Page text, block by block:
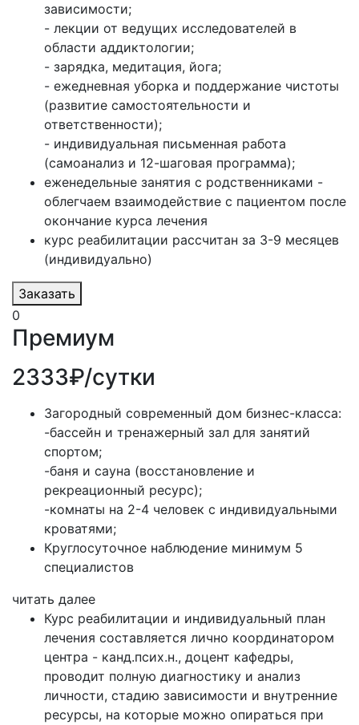
зависимости;
- лекции от ведущих исследователей в
области аддиктологии;
- зарядка, медитация, йога;
- ежедневная уборка и поддержание чистоты
(развитие самостоятельности и
ответственности);
- индивидуальная письменная работа
(самоанализ и 12-шаговая программа);
еженедельные занятия с родственниками -
облегчаем взаимодействие с пациентом после
окончание курса лечения
курс реабилитации рассчитан за 3-9 месяцев
(индивидуально)
Заказать
0
Премиум
2333₽/сутки
Загородный современный дом бизнес-класса:
-бассейн и тренажерный зал для занятий
спортом;
-баня и сауна (восстановление и
рекреационный ресурс);
-комнаты на 2-4 человек с индивидуальными
кроватями;
Круглосуточное наблюдение минимум 5
специалистов
читать далее
Курс реабилитации и индивидуальный план
лечения составляется лично координатором
центра - канд.псих.н., доцент кафедры,
проводит полную диагностику и анализ
личности, стадию зависимости и внутренние
ресурсы, на которые можно опираться при